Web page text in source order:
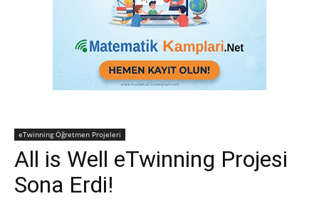
eTwinning Öğretmen Projeleri
All is Well eTwinning Projesi
Sona Erdi!